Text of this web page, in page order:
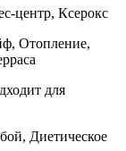
центр, Ксерокс
Отопление,
для
Диетическое